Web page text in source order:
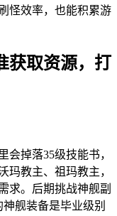
怪效率，也能积累游
获取资源，打
会掉落35级技能书，
玛教主、祖玛教主，
求。后期挑战神舰副
舰装备是毕业级别